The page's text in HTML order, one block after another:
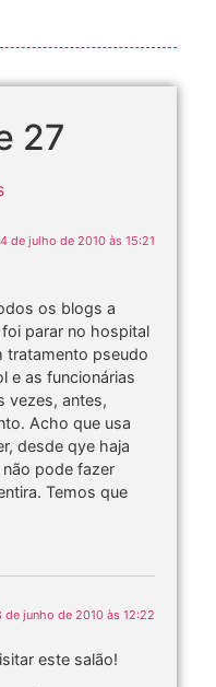
27
4 de julho de 2010 às 15:21
os blogs a
parar no hospital
tratamento pseudo
e as funcionárias
vezes, antes,
Acho que usa
desde qye haja
pode fazer
Temos que
de junho de 2010 às 12:22
este salão!